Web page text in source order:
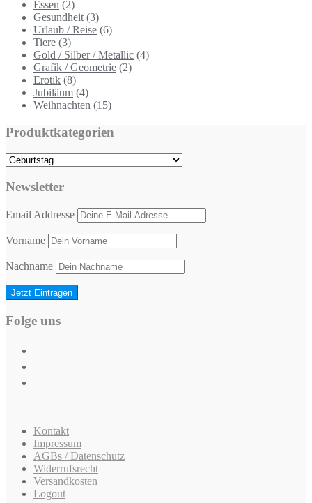
Essen (2)
Gesundheit (3)
Urlaub / Reise (6)
Tiere (3)
Gold / Silber / Metallic (4)
Grafik / Geometrie (2)
Erotik (8)
Jubiläum (4)
Weihnachten (15)
Produktkategorien
Newsletter
Email Addresse
Vorname
Nachname
Folge uns
Kontakt
Impressum
AGBs / Datenschutz
Widerrufsrecht
Versandkosten
Logout